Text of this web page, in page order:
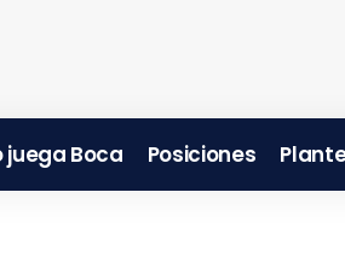
juega Boca Posiciones